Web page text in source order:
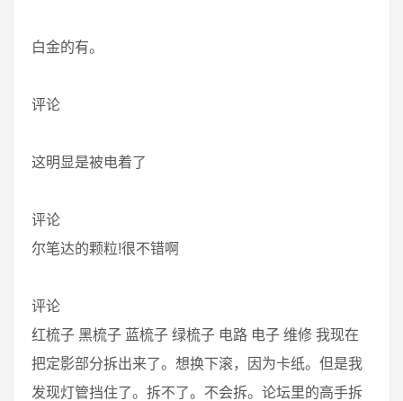
白金的有。
评论
这明显是被电着了
评论
尔笔达的颗粒!很不错啊
评论
红梳子 黑梳子 蓝梳子 绿梳子 电路 电子 维修 我现在
把定影部分拆出来了。想换下滚，因为卡纸。但是我
发现灯管挡住了。拆不了。不会拆。论坛里的高手拆